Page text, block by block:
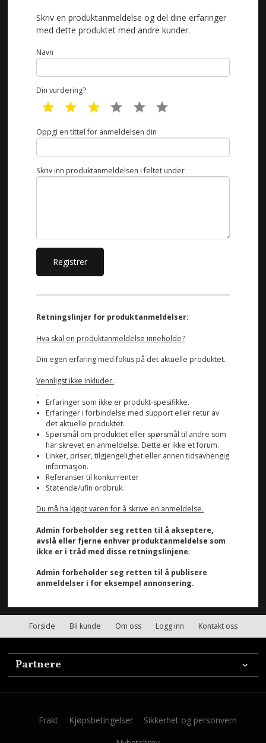
Skriv en produktanmeldelse og del dine erfaringer
med dette produktet med andre kunder.
Navn
Din vurdering?
1 star 2 star 3 star 4 star 5 star
Oppgi en tittel for anmeldelsen din
Skriv inn produktanmeldelsen i feltet under
Retningslinjer for produktanmeldelser:
Hva skal en produktanmeldelse inneholde?
Din egen erfaring med fokus på det aktuelle produktet.
Vennligst ikke inkluder:
Erfaringer som ikke er produkt-spesifikke.
Erfaringer i forbindelse med support eller retur av
det aktuelle produktet.
Spørsmål om produktet eller spørsmål til andre som
har skrevet en anmeldelse. Dette er ikke et forum.
Linker, priser, tilgjengelighet eller annen tidsavhengig
informasjon.
Referanser til konkurrenter
Støtende/ufin ordbruk.
Du må ha kjøpt varen for å skrive en anmeldelse.
Admin forbeholder seg retten til å akseptere,
avslå eller fjerne enhver produktanmeldelse som
ikke er i tråd med disse retningslinjene.
Admin forbeholder seg retten til å publisere
anmeldelser i for eksempel annonsering.
Forside Bli kunde Om oss Logg inn Kontakt oss
Partnere
Frakt Kjøpsbetingelser
Sikkerhet og personvern